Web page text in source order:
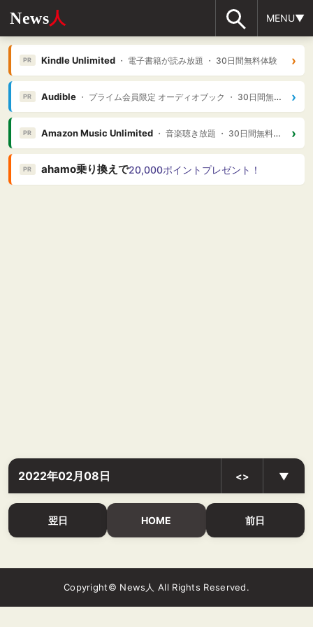
News人 MENU▼
PR Kindle Unlimited・ 電子書籍が読み放題 ・ 30日間無料体験 ›
PR Audible・ プライム会員限定 オーディオブック ・ 30日間無料体験 ›
PR Amazon Music Unlimited・ 音楽聴き放題 ・ 30日間無料体験 ›
PR ahamo乗り換えで20,000ポイントプレゼント！
2022年02月08日 <> ▼
翌日 HOME 前日
Copyright© News人 All Rights Reserved.